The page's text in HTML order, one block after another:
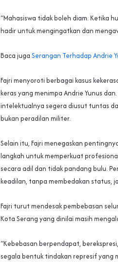
“Mahasiswa tidak boleh diam. Ketika
hadir untuk mengingatkan dan
Baca juga Serangan Terhadap Andrie
Fajri menyoroti berbagai kasus
keras yang menimpa Andrie Yunus
intelektualnya segera diusut tuntas
bukan peradilan militer.
Selain itu, Fajri menegaskan
langkah untuk memperkuat
secara adil dan tidak pandang bulu.
keadilan, tanpa membedakan status,
Fajri turut mendesak pembebasan
Kota Serang yang dinilai masih
“Kebebasan berpendapat,
segala bentuk tindakan represif yang